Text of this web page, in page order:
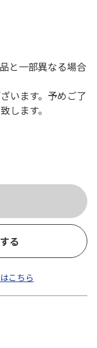
と一部異なる場合
います。予めご了
します。
る
こちら